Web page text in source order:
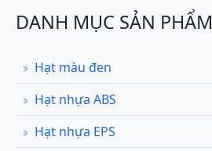
DANH MỤC SẢN PHẨM
Hạt màu đen
Hạt nhựa ABS
Hạt nhựa EPS